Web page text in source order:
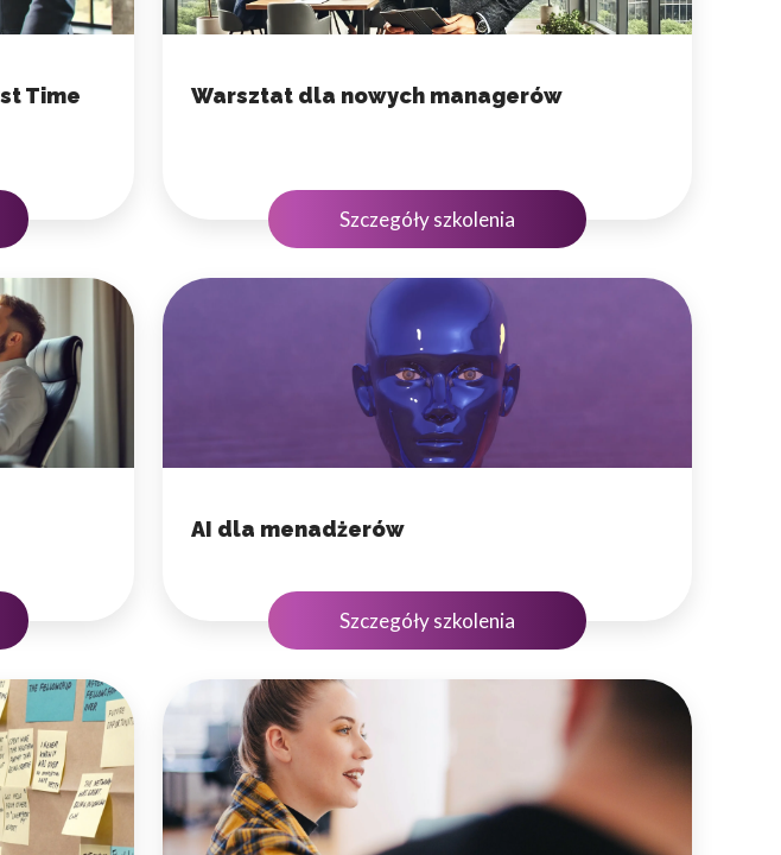
Time
Warsztat dla nowych managerów
Szczegóły szkolenia
AI dla menadżerów
Szczegóły szkolenia
oferować funkcje społecznościowe i analizować ruch w
otrzymanymi od Ciebie lub uzyskanymi podczas korzystania
identyfikację osoby.
które zmieniają wygląd lub funkcjonowanie strony,